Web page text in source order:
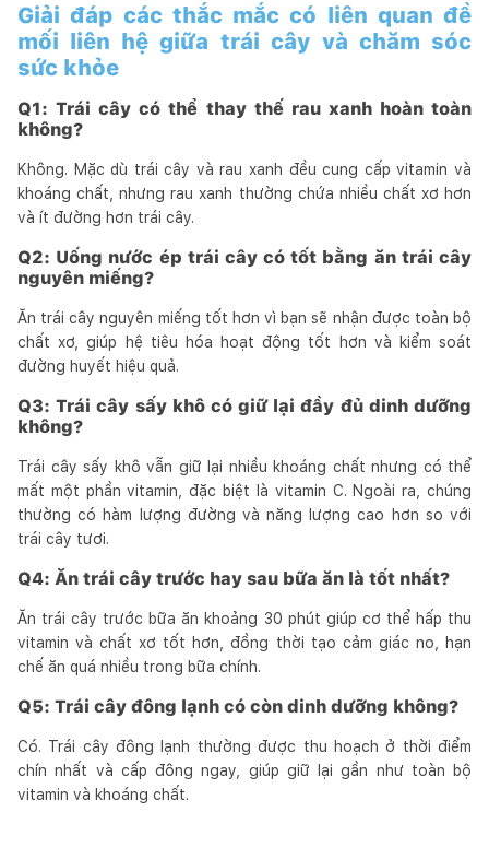
Giải đáp các thắc mắc có liên quan đề
mối liên hệ giữa trái cây và chăm sóc
sức khỏe
Q1: Trái cây có thể thay thế rau xanh hoàn toàn
không?
Không. Mặc dù trái cây và rau xanh đều cung cấp vitamin và
khoáng chất, nhưng rau xanh thường chứa nhiều chất xơ hơn
và ít đường hơn trái cây.
Q2: Uống nước ép trái cây có tốt bằng ăn trái cây
nguyên miếng?
Ăn trái cây nguyên miếng tốt hơn vì bạn sẽ nhận được toàn bộ
chất xơ, giúp hệ tiêu hóa hoạt động tốt hơn và kiểm soát
đường huyết hiệu quả.
Q3: Trái cây sấy khô có giữ lại đầy đủ dinh dưỡng
không?
Trái cây sấy khô vẫn giữ lại nhiều khoáng chất nhưng có thể
mất một phần vitamin, đặc biệt là vitamin C. Ngoài ra, chúng
thường có hàm lượng đường và năng lượng cao hơn so với
trái cây tươi.
Q4: Ăn trái cây trước hay sau bữa ăn là tốt nhất?
Ăn trái cây trước bữa ăn khoảng 30 phút giúp cơ thể hấp thu
vitamin và chất xơ tốt hơn, đồng thời tạo cảm giác no, hạn
chế ăn quá nhiều trong bữa chính.
Q5: Trái cây đông lạnh có còn dinh dưỡng không?
Có. Trái cây đông lạnh thường được thu hoạch ở thời điểm
chín nhất và cấp đông ngay, giúp giữ lại gần như toàn bộ
vitamin và khoáng chất.